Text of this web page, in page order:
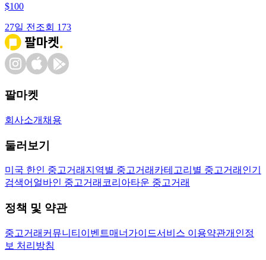
$100
27일 전 조회 173
팔마켓
회사소개 채용
둘러보기
미국 한인 중고거래 지역별 중고거래 카테고리별 중고거래 인기
검색어 얼바인 중고거래 코리아타운 중고거래
정책 및 약관
중고거래 커뮤니티 이벤트매너가이드서비스 이용약관개인정
보 처리방침